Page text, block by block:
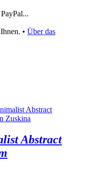
• Über das
Abstract